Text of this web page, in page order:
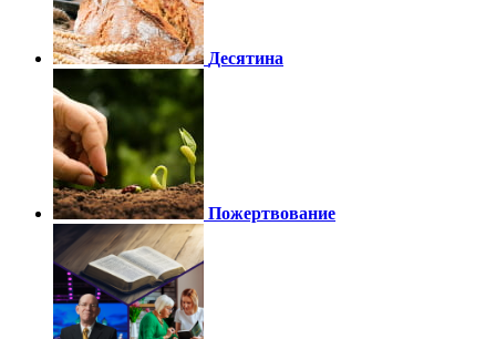
Десятина
Пожертвование